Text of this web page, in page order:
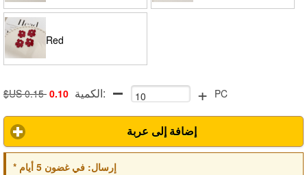
Red
$US 0.15 0.10 الكمية: + PC
إضافة إلى عربة
* إرسال:في غضون 5 أيام